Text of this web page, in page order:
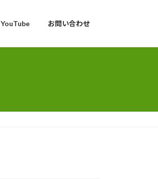
YouTube お問い合わせ